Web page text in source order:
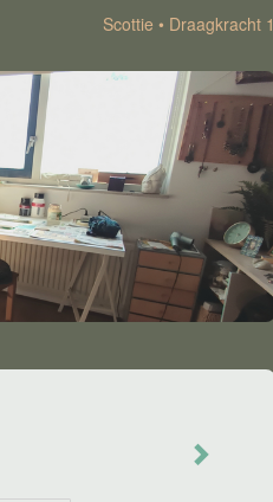
Scottie Draagkracht 1